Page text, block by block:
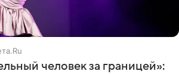
человек за границей»: